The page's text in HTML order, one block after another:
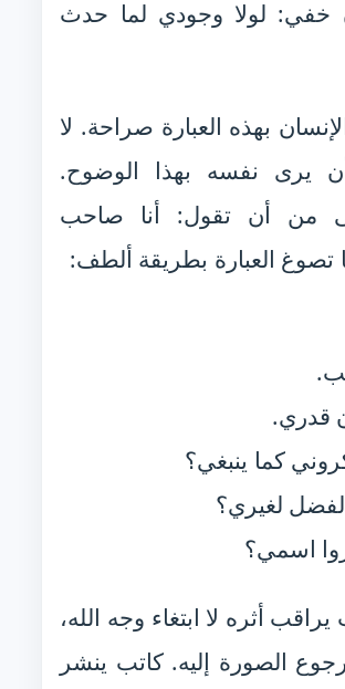
خفي: لولا وجودي لما حدث
بهذه العبارة صراحة. لا
يرى نفسه بهذا الوضوح.
من أن تقول: أنا صاحب
تصوغ العبارة بطريقة ألطف:
قدري.
كما ينبغي؟
لغيري؟
اسمي؟
يراقب أثره لا ابتغاء وجه الله،
الصورة إليه. كاتب ينشر